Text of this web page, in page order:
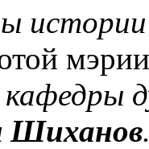
кафедры
Шиханов